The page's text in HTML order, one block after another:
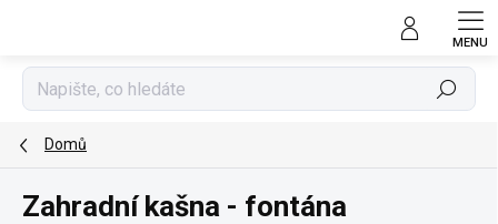
Hledat
Domů
Zahradní kašna - fontána